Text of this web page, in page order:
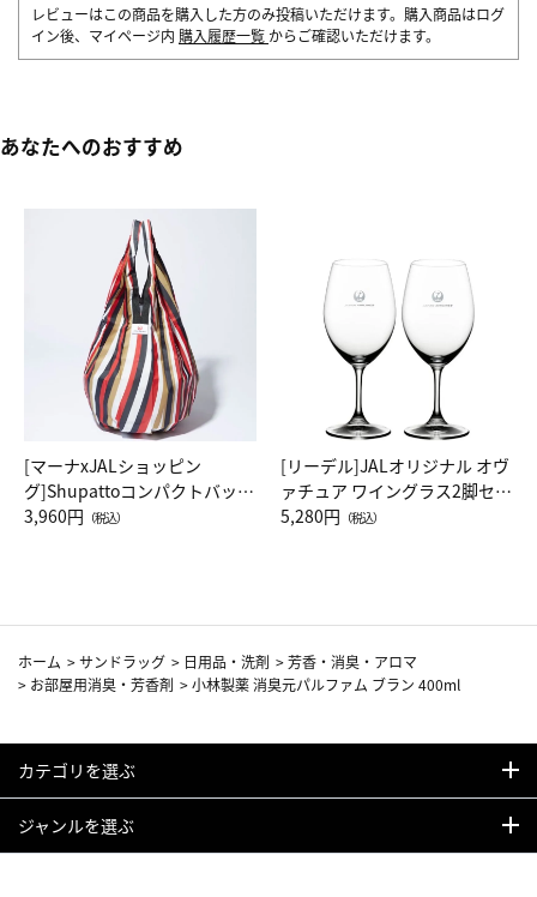
レビューはこの商品を購入した方のみ投稿いただけます。購入商品はログ
イン後、マイページ内 購入履歴一覧 からご確認いただけます。
あなたへのおすすめ
[マーナxJALショッピン
グ]Shupattoコンパクトバッグ
Drop JAL客室乗務員（LC）ス
3,960円 （税込）
[リーデル]JALオリジナル オヴ
ァチュア ワイングラス2脚セッ
ト（レッドワイン）
5,280円 （税込）
ホーム >サンドラッグ > 日用品・洗剤 >芳香・消臭・アロマ
> お部屋用消臭・芳香剤 >小林製薬 消臭元パルファム ブラン 400ml
カテゴリを選ぶ
ジャンルを選ぶ